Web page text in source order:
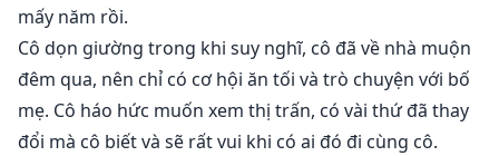
mấy năm rồi.
Cô dọn giường trong khi suy nghĩ, cô đã về nhà muộn
đêm qua, nên chỉ có cơ hội ăn tối và trò chuyện với bố
mẹ. Cô háo hức muốn xem thị trấn, có vài thứ đã thay
đổi mà cô biết và sẽ rất vui khi có ai đó đi cùng cô.